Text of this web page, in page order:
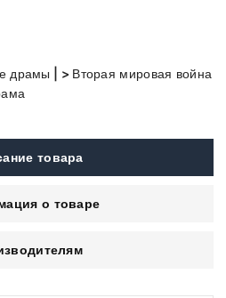
драмы | > Вторая мировая война
товара
о товаре